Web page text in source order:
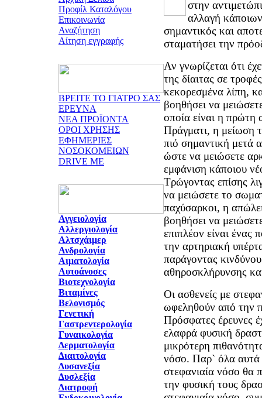
Προφίλ Καταλόγου
Επικοινωνία
Αναζήτηση
Αίτηση εγγραφής
ΒΡΕΙΤΕ ΤΟ ΓΙΑΤΡΟ ΣΑΣ
ΕΡΕΥΝΑ
ΝΕΑ ΠΡΟΪΟΝΤΑ
ΟΡΟΙ ΧΡΗΣΗΣ
ΕΦΗΜΕΡΙΕΣ
ΝΟΣΟΚΟΜΕΙΩΝ
DRIVE ME
Αγγειολογία
Αλλεργιολογία
Αλτσχάιμερ
Ανδρολογία
Αιματολογία
Αυτοάνοσες
Βιοτεχνολογία
Βιταμίνες
Βελονισμός
Γενετική
Γαστρεντερολογία
Γυναικολογία
Δερματολογία
Διαιτολογία
Δυσανεξία
Δυσλεξία
Διατροφή
στην
αλλαγή
σημαντικός και
σταματήσει την
Αν γνωρίζεται ότι
της δίαιτας σε
κεκορεσμένα λίπη,
βοηθήσει να
οποία είναι η πρώτη
Πράγματι, η μείωση
πιό σημαντική μετά
ώστε να μειώσετε
εμφάνιση κάποιου
Τρώγοντας επίσης
να μειώσετε το
παχύσαρκοι, η
βοηθήσει να
επιπλέον είναι ένας
την αρτηριακή
παράγοντας
αθηροσκλήρυνσης
Οι ασθενείς με
ωφεληθούν από την
Πρόσφατες έρευνες
ελαφρά φυσική
μικρότερη
νόσο. Παρ` όλα αυτά
στεφανιαία νόσο θα
την φυσική τους